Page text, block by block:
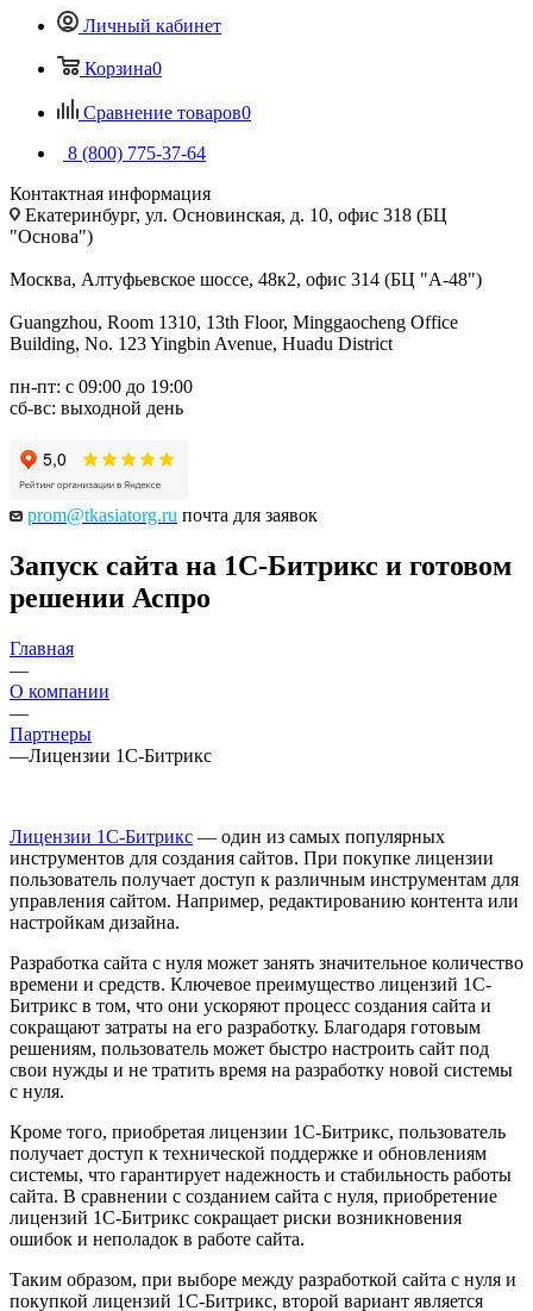
Личный кабинет
Корзина0
Сравнение товаров0
8 (800) 775-37-64
Контактная информация
Екатеринбург, ул. Основинская, д. 10, офис 318 (БЦ
"Основа")
Москва, Алтуфьевское шоссе, 48к2, офис 314 (БЦ "А-48")
Guangzhou, Room 1310, 13th Floor, Minggaocheng Office
Building, No. 123 Yingbin Avenue, Huadu District
пн-пт: с 09:00 до 19:00
сб-вс: выходной день
prom@tkasiatorg.ru почта для заявок
Запуск сайта на 1С-Битрикс и готовом
решении Аспро
Главная
—
О компании
—
Партнеры
—Лицензии 1С-Битрикс
Лицензии 1С-Битрикс — один из самых популярных
инструментов для создания сайтов. При покупке лицензии
пользователь получает доступ к различным инструментам для
управления сайтом. Например, редактированию контента или
настройкам дизайна.
Разработка сайта с нуля может занять значительное количество
времени и средств. Ключевое преимущество лицензий 1С-
Битрикс в том, что они ускоряют процесс создания сайта и
сокращают затраты на его разработку. Благодаря готовым
решениям, пользователь может быстро настроить сайт под
свои нужды и не тратить время на разработку новой системы
с нуля.
Кроме того, приобретая лицензии 1С-Битрикс, пользователь
получает доступ к технической поддержке и обновлениям
системы, что гарантирует надежность и стабильность работы
сайта. В сравнении с созданием сайта с нуля, приобретение
лицензий 1С-Битрикс сокращает риски возникновения
ошибок и неполадок в работе сайта.
Таким образом, при выборе между разработкой сайта с нуля и
покупкой лицензий 1С-Битрикс, второй вариант является